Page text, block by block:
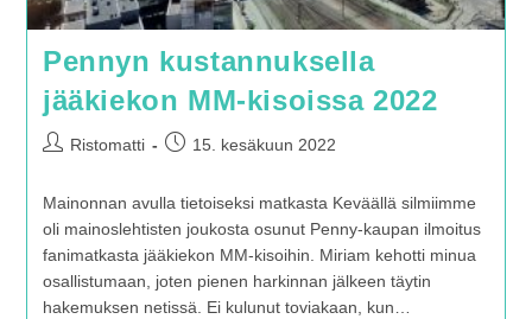
Pennyn kustannuksella
jääkiekon MM-kisoissa 2022
Artikkelin
Ristomatti
Artikkeli15. kesäkuun 2022
Mainonnan avulla tietoiseksi matkasta Keväällä silmiimme
oli mainoslehtisten joukosta osunut Penny-kaupan ilmoitus
fanimatkasta jääkiekon MM-kisoihin. Miriam kehotti minua
osallistumaan, joten pienen harkinnan jälkeen täytin
hakemuksen netissä. Ei kulunut toviakaan, kun…